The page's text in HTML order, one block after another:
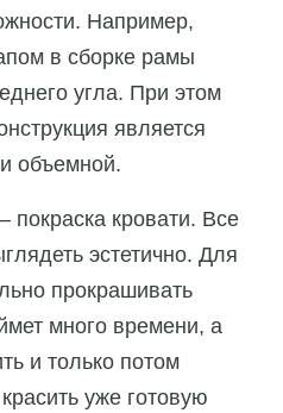
Например,
в сборке рамы
угла. При этом
является
объемной.
кровати. Все
эстетично. Для
прокрашивать
много времени, а
и только потом
уже готовую